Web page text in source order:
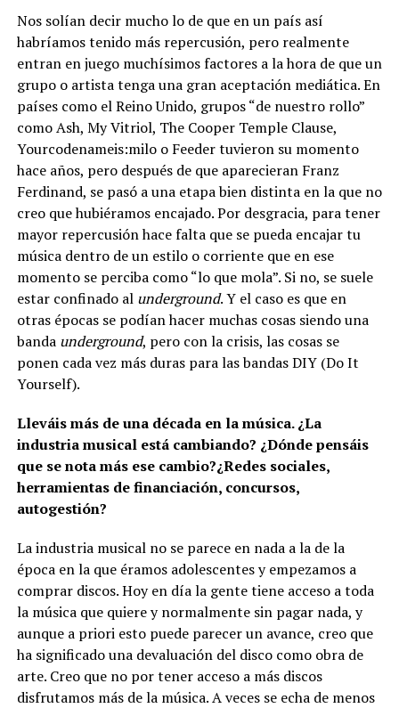
Nos solían decir mucho lo de que en un país así
habríamos tenido más repercusión, pero realmente
entran en juego muchísimos factores a la hora de que un
grupo o artista tenga una gran aceptación mediática. En
países como el Reino Unido, grupos “de nuestro rollo”
como Ash, My Vitriol, The Cooper Temple Clause,
Yourcodenameis:milo o Feeder tuvieron su momento
hace años, pero después de que aparecieran Franz
Ferdinand, se pasó a una etapa bien distinta en la que no
creo que hubiéramos encajado. Por desgracia, para tener
mayor repercusión hace falta que se pueda encajar tu
música dentro de un estilo o corriente que en ese
momento se perciba como “lo que mola”. Si no, se suele
estar confinado al underground. Y el caso es que en
otras épocas se podían hacer muchas cosas siendo una
banda underground, pero con la crisis, las cosas se
ponen cada vez más duras para las bandas DIY (Do It
Yourself).
Lleváis más de una década en la música. ¿La
industria musical está cambiando? ¿Dónde pensáis
que se nota más ese cambio?¿Redes sociales,
herramientas de financiación, concursos,
autogestión?
La industria musical no se parece en nada a la de la
época en la que éramos adolescentes y empezamos a
comprar discos. Hoy en día la gente tiene acceso a toda
la música que quiere y normalmente sin pagar nada, y
aunque a priori esto puede parecer un avance, creo que
ha significado una devaluación del disco como obra de
arte. Creo que no por tener acceso a más discos
disfrutamos más de la música. A veces se echa de menos